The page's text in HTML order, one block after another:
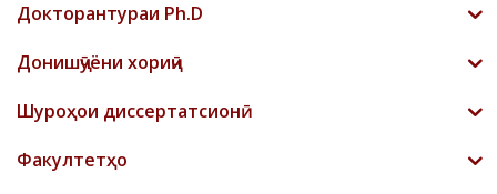
Докторантураи Ph.D
Донишҷӯёни хориҷӣ
Шyроҳои диссертатсионӣ
Факултетҳо